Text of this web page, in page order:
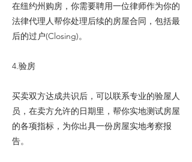
在纽约州购房，你需要聘用一位律师作为你的
法律代理人帮你处理后续的房屋合同，包括最
后的过户(Closing)。
4.验房
买卖双方达成共识后，可以联系专业的验屋人
员，在卖方允许的日期里，帮你实地测试房屋
的各项指标，为你出具一份房屋实地考察报
告。